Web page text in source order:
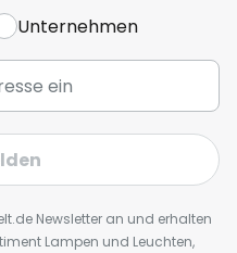
Unternehmen
Newsletter an und erhalten
Lampen und Leuchten,